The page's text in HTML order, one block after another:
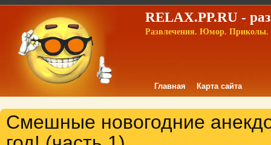
RELAX.PP.RU -
Развлечения. Юмор. Приколы.
Главная Карта сайта
Смешные новогодние